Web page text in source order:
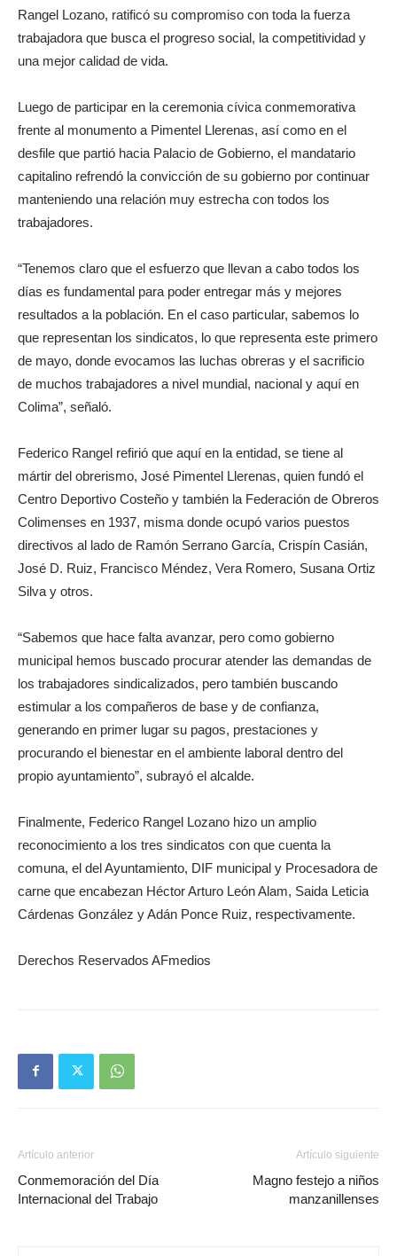
Rangel Lozano, ratificó su compromiso con toda la fuerza
trabajadora que busca el progreso social, la competitividad y
una mejor calidad de vida.
Luego de participar en la ceremonia cívica conmemorativa
frente al monumento a Pimentel Llerenas, así como en el
desfile que partió hacia Palacio de Gobierno, el mandatario
capitalino refrendó la convicción de su gobierno por continuar
manteniendo una relación muy estrecha con todos los
trabajadores.
“Tenemos claro que el esfuerzo que llevan a cabo todos los
días es fundamental para poder entregar más y mejores
resultados a la población. En el caso particular, sabemos lo
que representan los sindicatos, lo que representa este primero
de mayo, donde evocamos las luchas obreras y el sacrificio
de muchos trabajadores a nivel mundial, nacional y aquí en
Colima”, señaló.
Federico Rangel refirió que aquí en la entidad, se tiene al
mártir del obrerismo, José Pimentel Llerenas, quien fundó el
Centro Deportivo Costeño y también la Federación de Obreros
Colimenses en 1937, misma donde ocupó varios puestos
directivos al lado de Ramón Serrano García, Crispín Casián,
José D. Ruiz, Francisco Méndez, Vera Romero, Susana Ortiz
Silva y otros.
“Sabemos que hace falta avanzar, pero como gobierno
municipal hemos buscado procurar atender las demandas de
los trabajadores sindicalizados, pero también buscando
estimular a los compañeros de base y de confianza,
generando en primer lugar su pagos, prestaciones y
procurando el bienestar en el ambiente laboral dentro del
propio ayuntamiento”, subrayó el alcalde.
Finalmente, Federico Rangel Lozano hizo un amplio
reconocimiento a los tres sindicatos con que cuenta la
comuna, el del Ayuntamiento, DIF municipal y Procesadora de
carne que encabezan Héctor Arturo León Alam, Saida Leticia
Cárdenas González y Adán Ponce Ruiz, respectivamente.
Derechos Reservados AFmedios
Artículo anterior
Conmemoración del Día
Internacional del Trabajo
Artículo siguiente
Magno festejo a niños
manzanillenses